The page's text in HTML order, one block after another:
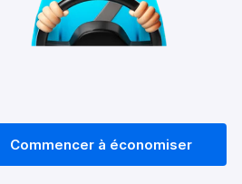
Commencer à économiser